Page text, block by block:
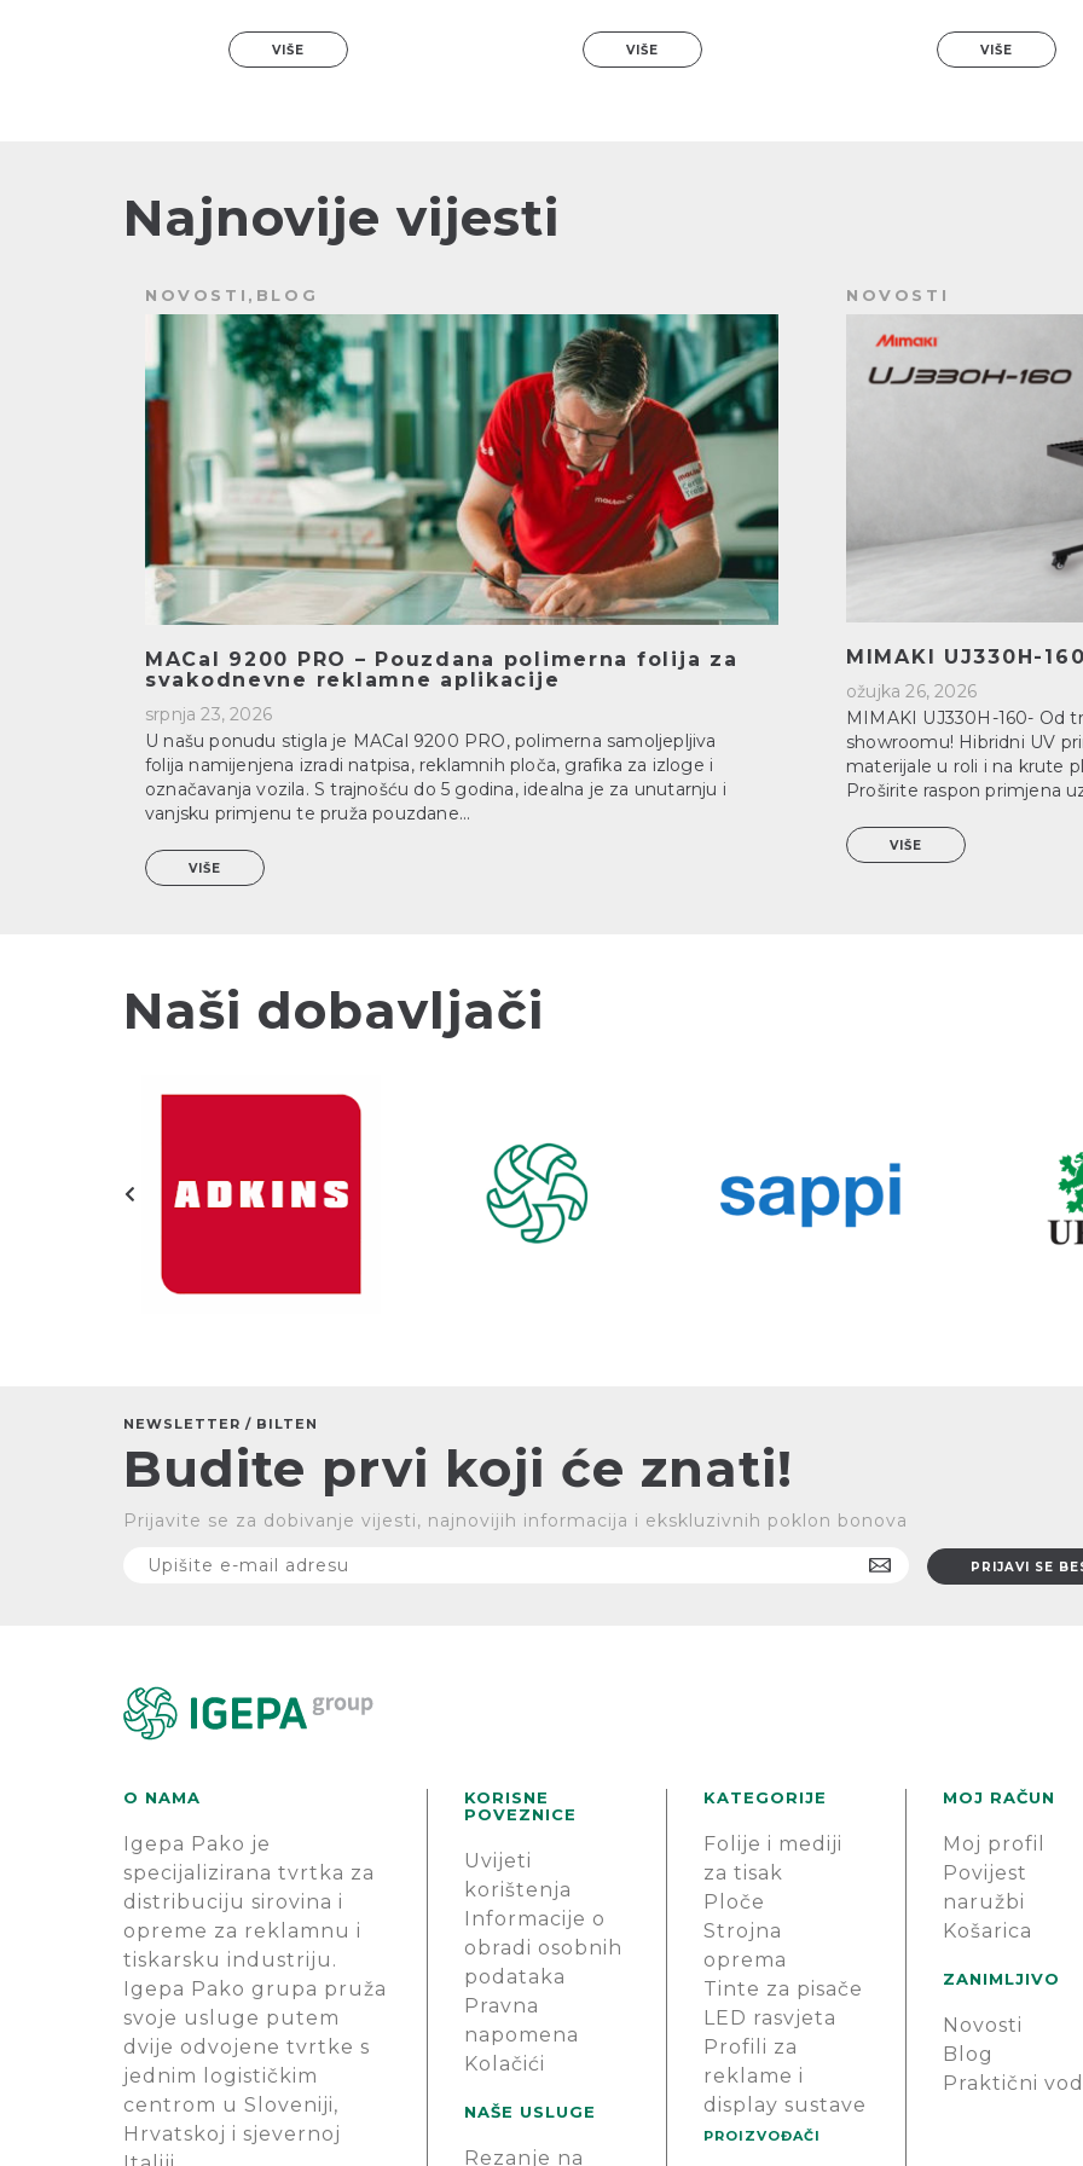
VIŠE VIŠE VIŠE
Najnovije vijesti
NOVOSTI,BLOG
MACal 9200 PRO – Pouzdana polimerna folija za
svakodnevne reklamne aplikacije
srpnja 23, 2026
U našu ponudu stigla je MACal 9200 PRO, polimerna samoljepljiva
folija namijenjena izradi natpisa, reklamnih ploča, grafika za izloge i
označavanja vozila. S trajnošću do 5 godina, idealna je za unutarnju i
vanjsku primjenu te pruža pouzdane...
VIŠE
NOVOSTI
MIMAKI UJ330H-
ožujka 26, 2026
MIMAKI UJ330H-160- Od
showroomu! Hibridni UV
materijale u roli i na krute
Proširite raspon primjena
VIŠE
Naši dobavljači
NEWSLETTER / BILTEN
Budite prvi koji će znati!
Prijavite se za dobivanje vijesti, najnovijih informacija i ekskluzivnih poklon bonova
O NAMA
Igepa Pako je
specijalizirana tvrtka za
distribuciju sirovina i
opreme za reklamnu i
tiskarsku industriju.
Igepa Pako grupa pruža
svoje usluge putem
dvije odvojene tvrtke s
jednim logističkim
centrom u Sloveniji,
Hrvatskoj i sjevernoj
KORISNE
POVEZNICE
Uvijeti
korištenja
Informacije o
obradi osobnih
podataka
Pravna
napomena
Kolačići
NAŠE USLUGE
Rezanje na
KATEGORIJE
Folije i mediji
za tisak
Ploče
Strojna
oprema
Tinte za pisače
LED rasvjeta
Profili za
reklame i
display sustave
PROIZVOĐAČI
MOJ RAČUN
Moj profil
Povijest
naružbi
Košarica
ZANIMLJIVO
Novosti
Blog
Praktični